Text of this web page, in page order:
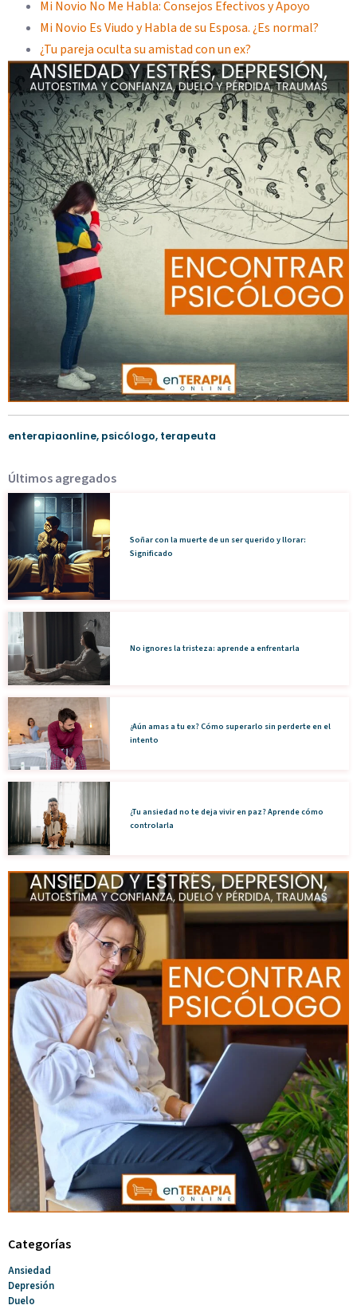
Mi Novio No Me Habla: Consejos Efectivos y Apoyo
Mi Novio Es Viudo y Habla de su Esposa. ¿Es normal?
¿Tu pareja oculta su amistad con un ex?
enterapiaonline, psicólogo, terapeuta
Últimos agregados
Soñar con la muerte de un ser querido y llorar:
Significado
No ignores la tristeza: aprende a enfrentarla
¿Aún amas a tu ex? Cómo superarlo sin perderte en el
intento
¿Tu ansiedad no te deja vivir en paz? Aprende cómo
controlarla
Categorías
Ansiedad
Depresión
Duelo